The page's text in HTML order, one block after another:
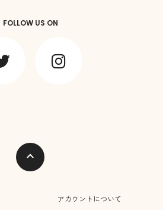
FOLLOW US ON
expand_less
アカウントについて